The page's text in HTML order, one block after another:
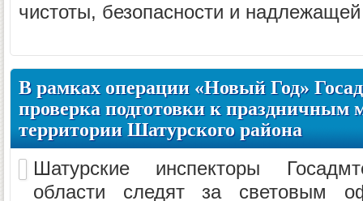
чистоты, безопасности и
В рамках операции «Новый Год»
проверка подготовки к праздничным
территории Шатурского района
Шатурские инспекторы
области следят за световым